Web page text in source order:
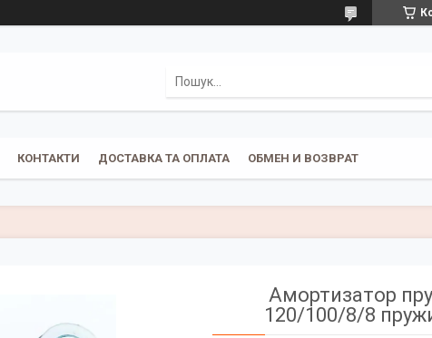
КОНТАКТИ ДОСТАВКА ТА ОПЛАТА ОБМЕН И ВОЗВРАТ
Амортизатор
120/100/8/8